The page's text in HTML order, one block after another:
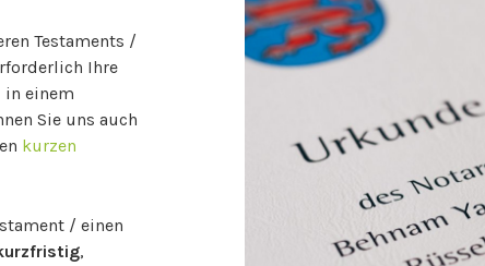
Testaments /
Ihre
in einem
Sie uns auch
kurzen
/ einen
,